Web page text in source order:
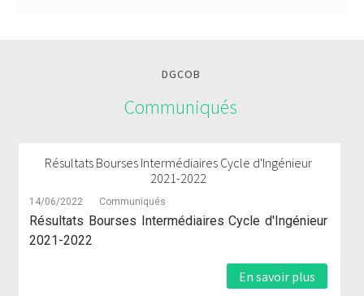
DGCOB
Communiqués
Résultats Bourses Intermédiaires Cycle d'Ingénieur
2021-2022
14/06/2022 Communiqués
Résultats Bourses Intermédiaires Cycle d'Ingénieur
2021-2022
En savoir plus